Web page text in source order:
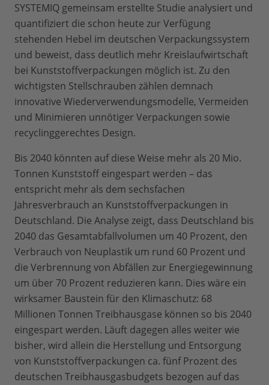
SYSTEMIQ gemeinsam erstellte Studie analysiert und
quantifiziert die schon heute zur Verfügung
stehenden Hebel im deutschen Verpackungssystem
und beweist, dass deutlich mehr Kreislaufwirtschaft
bei Kunststoffverpackungen möglich ist. Zu den
wichtigsten Stellschrauben zählen demnach
innovative Wiederverwendungsmodelle, Vermeiden
und Minimieren unnötiger Verpackungen sowie
recyclinggerechtes Design.
Bis 2040 könnten auf diese Weise mehr als 20 Mio.
Tonnen Kunststoff eingespart werden – das
entspricht mehr als dem sechsfachen
Jahresverbrauch an Kunststoffverpackungen in
Deutschland. Die Analyse zeigt, dass Deutschland bis
2040 das Gesamtabfallvolumen um 40 Prozent, den
Verbrauch von Neuplastik um rund 60 Prozent und
die Verbrennung von Abfällen zur Energiegewinnung
um über 70 Prozent reduzieren kann. Dies wäre ein
wirksamer Baustein für den Klimaschutz: 68
Millionen Tonnen Treibhausgase können so bis 2040
eingespart werden. Läuft dagegen alles weiter wie
bisher, wird allein die Herstellung und Entsorgung
von Kunststoffverpackungen ca. fünf Prozent des
deutschen Treibhausgasbudgets bezogen auf das